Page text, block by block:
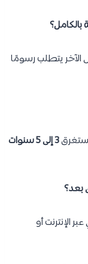
الآخر يتطلب رسومًا
3 إلى 5 سنوات
الإنترنت أو